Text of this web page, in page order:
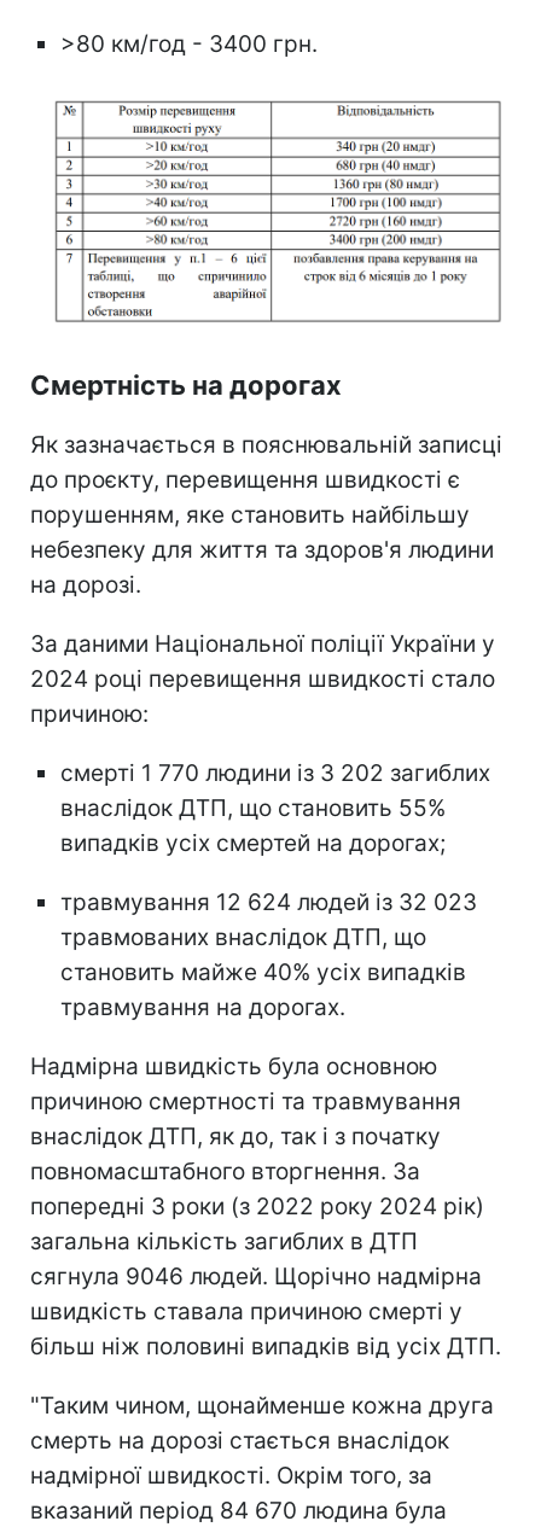
>80 км/год - 3400 грн.
Смертність на дорогах
Як зазначається в пояснювальній записці
до проєкту, перевищення швидкості є
порушенням, яке становить найбільшу
небезпеку для життя та здоров'я людини
на дорозі.
За даними Національної поліції України у
2024 році перевищення швидкості стало
причиною:
смерті 1 770 людини із 3 202 загиблих
внаслідок ДТП, що становить 55%
випадків усіх смертей на дорогах;
травмування 12 624 людей із 32 023
травмованих внаслідок ДТП, що
становить майже 40% усіх випадків
травмування на дорогах.
Надмірна швидкість була основною
причиною смертності та травмування
внаслідок ДТП, як до, так і з початку
повномасштабного вторгнення. За
попередні 3 роки (з 2022 року 2024 рік)
загальна кількість загиблих в ДТП
сягнула 9046 людей. Щорічно надмірна
швидкість ставала причиною смерті у
більш ніж половині випадків від усіх ДТП.
"Таким чином, щонайменше кожна друга
смерть на дорозі стається внаслідок
надмірної швидкості. Окрім того, за
вказаний період 84 670 людина була